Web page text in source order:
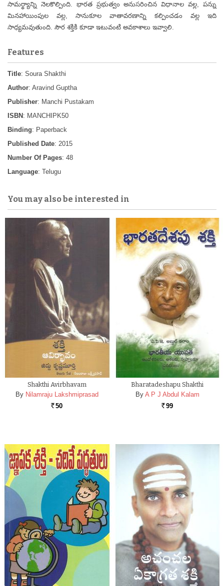
సామర్థ్యాన్ని నెలకొల్పింది. భారత ప్రభుత్వం అనుసరించిన విధానాల వల్ల, పన్ను
మినహాయింపుల వల్ల, సానుకూల వాతావరణాన్ని కల్పించడం వల్ల ఇది
సాధ్యమవుతుంది. సౌర శక్తికి కూడా ఇటువంటి అవకాశాలు ఇవ్వాలి.
Features
Title: Soura Shakthi
Author: Aravind Guptha
Publisher: Manchi Pustakam
ISBN : MANCHIPK50
Binding: Paperback
Published Date: 2015
Number Of Pages: 48
Language: Telugu
You may also be interested in
Shakthi Avirbhavam
By Nilamraju Lakshmiprasad
Rs. 50
Bharatadeshapu Shakthi
By A P J Abdul Kalam
Rs. 99